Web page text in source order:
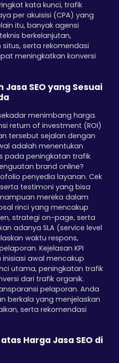
kata kunci, trafik
per akuisisi (CPA) yang
itu, banyak agensi
berkelanjutan,
serta rekomendasi
meningkatkan konversi
SEO yang Sesuai
menimbang harga.
return of investment (ROI)
tersebut sejalan dengan
adalah menentukan
pada peningkatan trafik
brand online?
penyedia layanan. Cek
testimoni yang bisa
mereka dalam
rinci yang mencakup
strategi on-page, serta
adanya SLA (service level
waktu respons,
Kejelasan KPI
awal mencakup
utama, peningkatan trafik
dari trafik organik.
pelaporan. Anda
berkala yang menjelaskan
serta rekomendasi
Harga Jasa SEO di